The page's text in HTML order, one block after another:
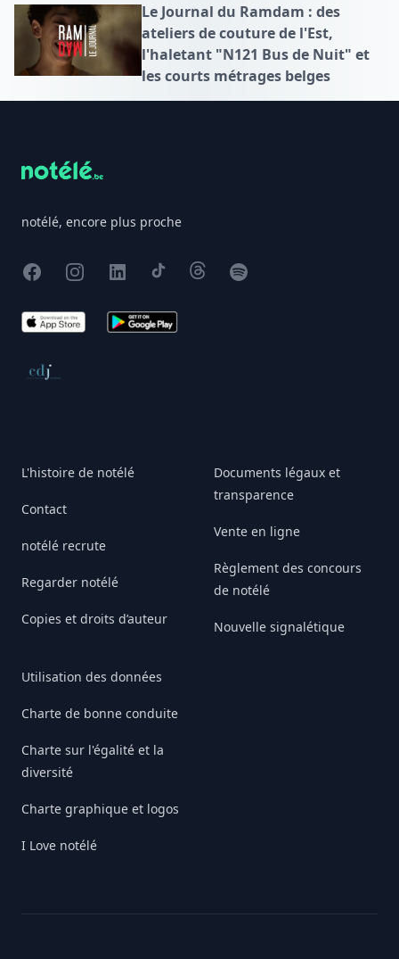
Le Journal du Ramdam : des
ateliers de couture de l'Est,
l'haletant "N121 Bus de Nuit" et
les courts métrages belges
notélé, encore plus proche
FacebookInstagram
X TikTokThreadsSpotify
App Store Google Play
Conseil de déontologie journalistique
L'histoire de notélé
Contact
notélé recrute
Regarder notélé
Copies et droits d’auteur
Utilisation des données
Charte de bonne conduite
Charte sur l'égalité et la
diversité
Charte graphique et logos
I Love notélé
Documents légaux et
transparence
Vente en ligne
Règlement des concours
de notélé
Nouvelle signalétique